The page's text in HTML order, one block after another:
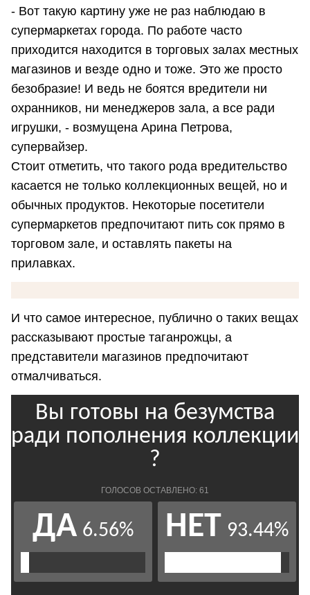
- Вот такую картину уже не раз наблюдаю в
супермаркетах города. По работе часто
приходится находится в торговых залах местных
магазинов и везде одно и тоже. Это же просто
безобразие! И ведь не боятся вредители ни
охранников, ни менеджеров зала, а все ради
игрушки, - возмущена Арина Петрова,
супервайзер.
Стоит отметить, что такого рода вредительство
касается не только коллекционных вещей, но и
обычных продуктов. Некоторые посетители
супермаркетов предпочитают пить сок прямо в
торговом зале, и оставлять пакеты на
прилавках.
И что самое интересное, публично о таких вещах
рассказывают простые таганрожцы, а
представители магазинов предпочитают
отмалчиваться.